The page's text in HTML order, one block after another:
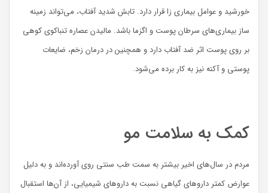
خورشید و عوامل بیماری زا قرار دارد. تابش شدید آفتاب، می‌تواند زمینه
ساز بیماری‌های سرطان پوست و اگزما باشد. مالیدن عصاره تنباکوی کوهی
بر روی پوست اثر ضد آفتاب دارد و همچنین در درمان زخم، ضایعات
پوستی و آکنه نیز به کار برده می‌شود.
کمک به سلامت مو
مردم در سال‌های اخیر بیشتر به سمت طب سنتی روی آورده‌اند و به دلیل
عوارض کمتر داروهای گیاهی نسبت به داروهای شیمیایی، از آن‌ها استقبال